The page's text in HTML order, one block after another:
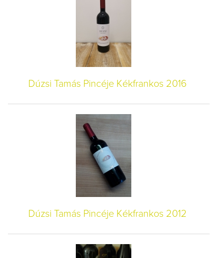
Dúzsi Tamás Pincéje Kékfrankos 2016
Dúzsi Tamás Pincéje Kékfrankos 2012